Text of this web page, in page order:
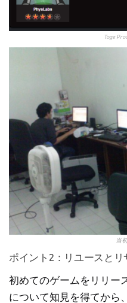
Toge
当
ポイント2：リユースとリ
初めてのゲームをリリー
について知見を得てから